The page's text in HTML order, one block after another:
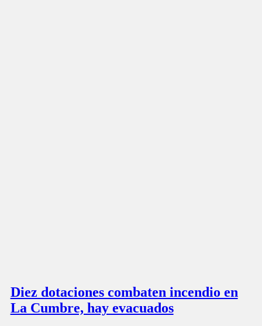
Diez dotaciones combaten incendio en
La Cumbre, hay evacuados